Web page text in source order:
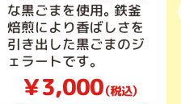
な黒ごまを使用。鉄釜
焙煎により香ばしさを
引き出した黒ごまのジ
ェラートです。
￥3,000（税込）